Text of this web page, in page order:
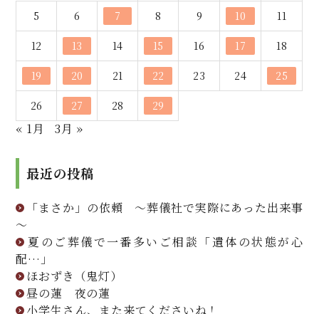
5 6 7 8 9 10 11
12 13 14 15 16 17 18
19 20 21 22 23 24 25
26 27 28 29
« 1月 3月 »
最近の投稿
「まさか」の依頼 ～葬儀社で実際にあった出来事
～
夏のご葬儀で一番多いご相談「遺体の状態が心
配…」
ほおずき（鬼灯）
昼の蓮 夜の蓮
小学生さん、また来てくださいね！